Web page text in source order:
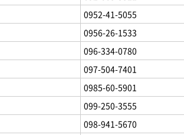
0952-41-5055
0956-26-1533
096-334-0780
097-504-7401
0985-60-5901
099-250-3555
098-941-5670